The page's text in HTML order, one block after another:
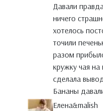
Давали
ничего
хотелось
точили
разом
кружку чая на
сделала
Бананы
Елена&malish